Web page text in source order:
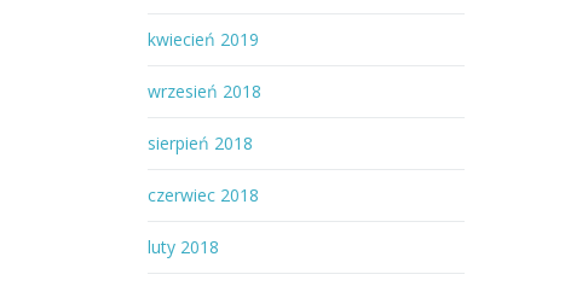
kwiecień 2019
wrzesień 2018
sierpień 2018
czerwiec 2018
luty 2018